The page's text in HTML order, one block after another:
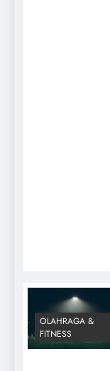
OLAHRAGA &
FITNESS